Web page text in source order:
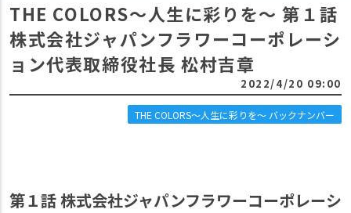
THE COLORS～人生に彩りを～ 第１話
株式会社ジャパンフラワーコーポレーシ
ョン代表取締役社長 松村吉章
2022/4/20 09:00
THE COLORS～人生に彩りを～ バックナンバー
第１話 株式会社ジャパンフラワーコーポレーシ